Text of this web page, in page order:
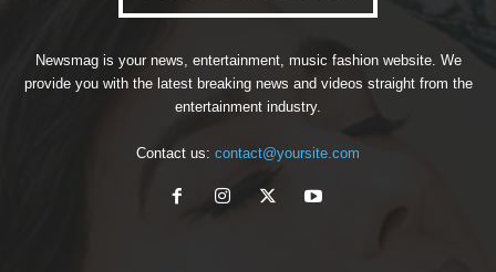
Newsmag is your news, entertainment, music fashion website. We
provide you with the latest breaking news and videos straight from the
entertainment industry.
Contact us: contact@yoursite.com